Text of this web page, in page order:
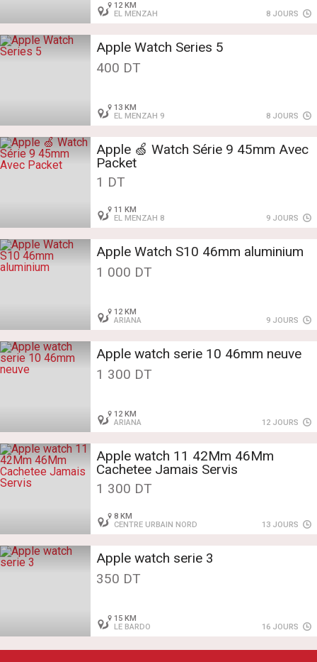
12 KM
EL MENZAH
8 JOURS
Apple Watch Series 5
400 DT
13 KM
EL MENZAH 9
8 JOURS
Apple 🍏 Watch Série 9 45mm Avec
Packet
1 DT
11 KM
EL MENZAH 8
9 JOURS
Apple Watch S10 46mm aluminium
1 000 DT
12 KM
ARIANA
9 JOURS
Apple watch serie 10 46mm neuve
1 300 DT
12 KM
ARIANA
12 JOURS
Apple watch 11 42Mm 46Mm
Cachetee Jamais Servis
1 300 DT
8 KM
CENTRE URBAIN NORD
13 JOURS
Apple watch serie 3
350 DT
15 KM
LE BARDO
16 JOURS